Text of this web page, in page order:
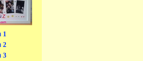
1
2
3